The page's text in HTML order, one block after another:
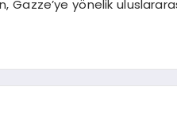
Gazze’ye yönelik